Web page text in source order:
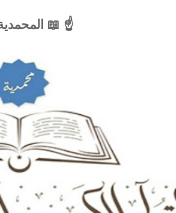
☝المحمدية☝الاامام سيد محمد هاشمي الموسوي 📖 ☝